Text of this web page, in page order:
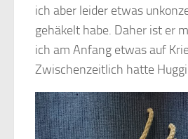
ich aber leider etwas
gehäkelt habe. Daher ist er
ich am Anfang etwas auf
Zwischenzeitlich hatte